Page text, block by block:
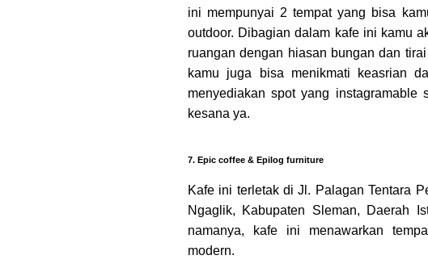
ini mempunyai 2 tempat yang bisa
outdoor. Dibagian dalam kafe ini kamu
ruangan dengan hiasan bungan dan
kamu juga bisa menikmati keasrian
menyediakan spot yang
kesana ya.
7. Epic coffee & Epilog furniture
Kafe ini terletak di Jl. Palagan Tentara
Ngaglik, Kabupaten Sleman, Daerah
namanya, kafe ini menawarkan
modern.